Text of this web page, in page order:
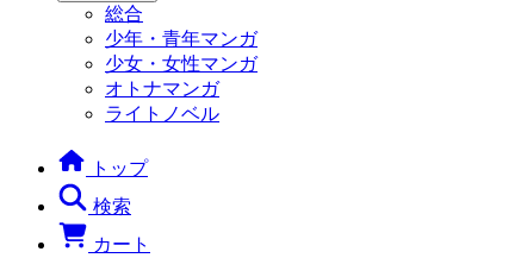
総合
少年・青年マンガ
少女・女性マンガ
オトナマンガ
ライトノベル
トップ
検索
カート